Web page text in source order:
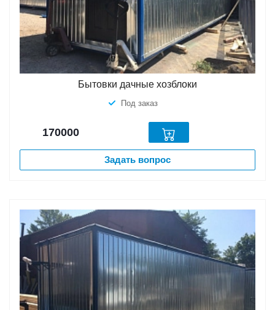
Бытовки дачные хозблоки
Под заказ
170000
Задать вопрос